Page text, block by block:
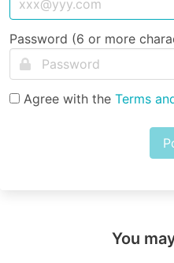
Password (6 or more
Agree with the Terms
You